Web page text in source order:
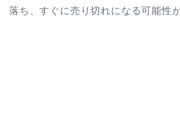
落ち、すぐに売り切れになる可能性